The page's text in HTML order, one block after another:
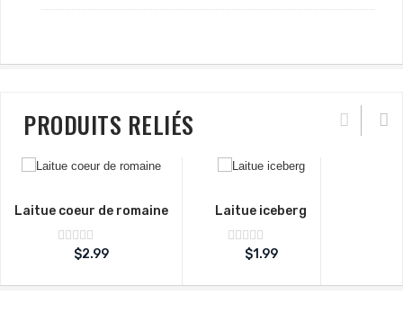
PRODUITS RELIÉS
Laitue coeur de romaine
Note
sur
$2.99
Laitue iceberg
Note
sur
$1.99